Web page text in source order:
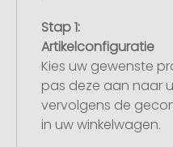
Stap 1:
Artikelconfiguratie
Kies uw gewenste
pas deze aan naar
vervolgens de
in uw winkelwagen.